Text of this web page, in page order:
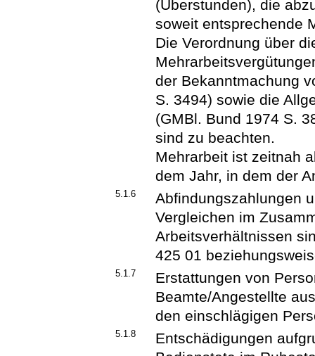
(Überstunden), die
soweit entsprechende
Die Verordnung über
der Bekanntmachung
S. 3494) sowie die
(GMBl. Bund 1974 S.
sind zu beachten.
Mehrarbeit ist zeitnah
dem Jahr, in dem der
5.1.6
Abfindungszahlungen
Vergleichen im
Arbeitsverhältnissen
425 01
5.1.7
Erstattungen von
Beamte/Angestellte
den einschlägigen
5.1.8
Entschädigungen